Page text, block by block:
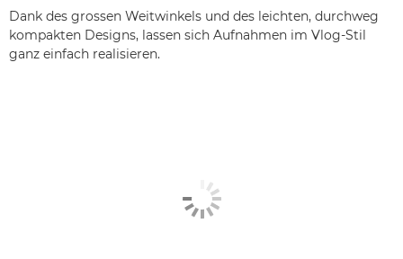
Dank des grossen Weitwinkels und des leichten, durchweg
kompakten Designs, lassen sich Aufnahmen im Vlog-Stil
ganz einfach realisieren.